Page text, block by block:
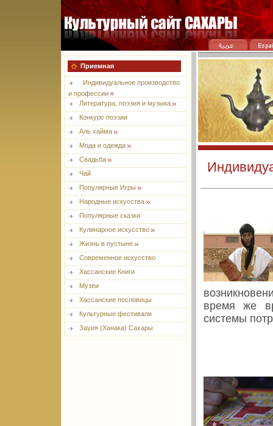
Приемная
Индивидуальное производство
и профессии
Литература, поэзия и музыка
Конкурс поэзии
Aль хайма
Мода и одежда
Свадьба
Чай
Популярные Игры
Народные искусства
Популярные сказки
Кулинарное искусство
Жизнь в пустыне
Современное искусство
Хассанские Книги
Музеи
Хассанские пословицы
Культурные фестивали
Зауия (Ханака) Сахары
время же
системы